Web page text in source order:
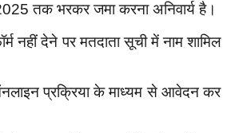
तक भरकर जमा करना अनिवार्य है।
नहीं देने पर मतदाता सूची में नाम शामिल
प्रक्रिया के माध्यम से आवेदन कर